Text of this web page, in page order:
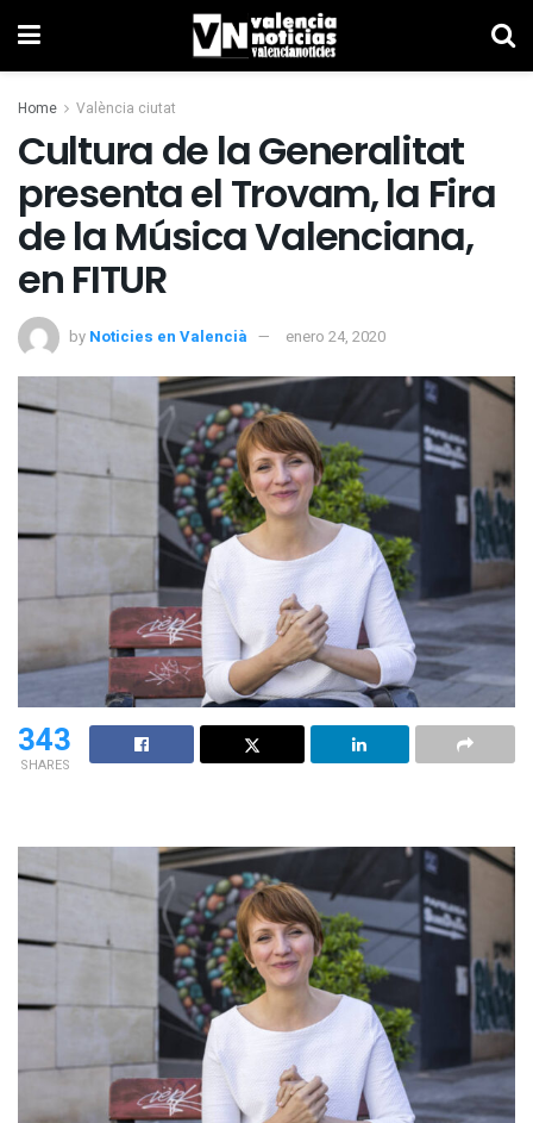
Home València ciutat
Cultura de la Generalitat
presenta el Trovam, la Fira
de la Música Valenciana,
en FITUR
by Noticies en Valencià enero 24, 2020
343
SHARES